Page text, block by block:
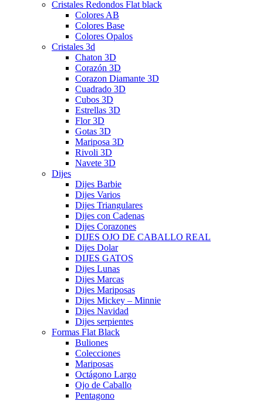
Cristales Redondos Flat black
Colores AB
Colores Base
Colores Opalos
Cristales 3d
Chaton 3D
Corazón 3D
Corazon Diamante 3D
Cuadrado 3D
Cubos 3D
Estrellas 3D
Flor 3D
Gotas 3D
Mariposa 3D
Rivoli 3D
Navete 3D
Dijes
Dijes Barbie
Dijes Varios
Dijes Triangulares
Dijes con Cadenas
Dijes Corazones
DIJES OJO DE CABALLO REAL
Dijes Dolar
DIJES GATOS
Dijes Lunas
Dijes Marcas
Dijes Mariposas
Dijes Mickey – Minnie
Dijes Navidad
Dijes serpientes
Formas Flat Black
Buliones
Colecciones
Mariposas
Octágono Largo
Ojo de Caballo
Pentagono